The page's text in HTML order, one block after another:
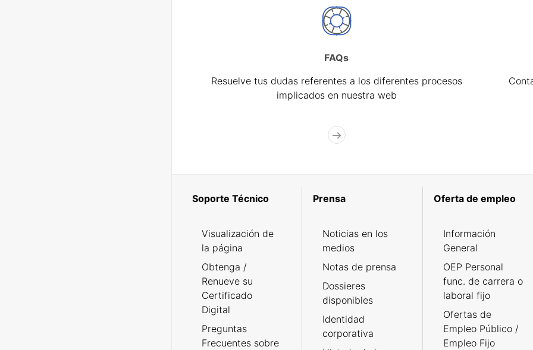
FAQs
Resuelve tus dudas referentes a los diferentes procesos
implicados en nuestra web
Soporte Técnico
Visualización de
la página
Obtenga /
Renueve su
Certificado
Digital
Preguntas
Frecuentes sobre
Prensa
Noticias en los
medios
Notas de prensa
Dossieres
disponibles
Identidad
corporativa
Oferta de empleo
Información
General
OEP Personal
func. de carrera o
laboral fijo
Ofertas de
Empleo Público /
Empleo Fijo